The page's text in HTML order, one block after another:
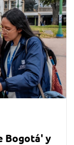
Bogotá' y